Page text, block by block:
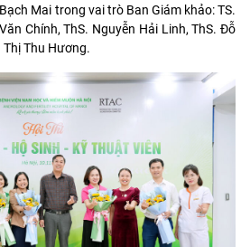
Mai trong vai trò Ban Giám khảo: TS.
Chính, ThS. Nguyễn Hải Linh, ThS. Đỗ
Thị Thu Hương.